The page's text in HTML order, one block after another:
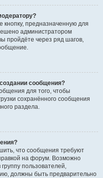
предназначенную для
администратором
пройдёте через ряд шагов,
сообщения?
для того, чтобы
сохранённого сообщения
раздела.
что сообщения требуют
на форум. Возможно
пользователей,
должны быть предварительно